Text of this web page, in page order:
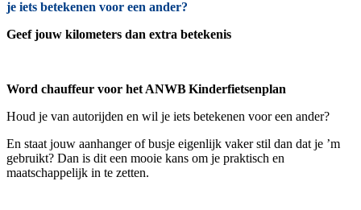
je iets betekenen voor een ander?
Geef jouw kilometers dan extra betekenis
Word chauffeur voor het ANWB Kinderfietsenplan
Houd je van autorijden en wil je iets betekenen voor een ander?
En staat jouw aanhanger of busje eigenlijk vaker stil dan dat je ’m
gebruikt? Dan is dit een mooie kans om je praktisch en
maatschappelijk in te zetten.